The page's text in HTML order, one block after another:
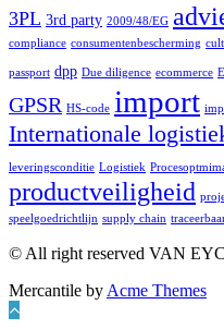
3PL 3rd party 2009/48/EG
compliance consumentenbescherming
passport dpp Due diligence ecommerce
GPSR HS-code import
Internationale
leveringsconditie Logistiek
productveiligheid
speelgoedrichtlijn supply chain
© All right reserved VAN
Mercantile by Acme Themes